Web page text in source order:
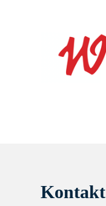
Kontakt